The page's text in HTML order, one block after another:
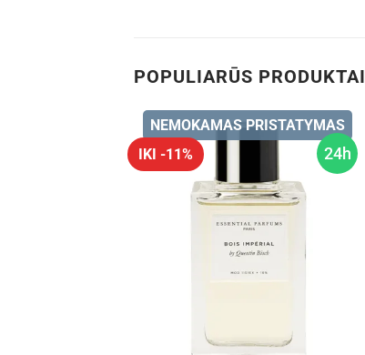
POPULIARŪS PRODUKTAI
24h
IKI -11%
NEMOKAMAS PRISTATYMAS